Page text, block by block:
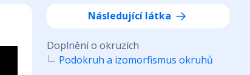
Následující látka
Doplnění o okruzích
Podokruh a izomorfismus okruhů